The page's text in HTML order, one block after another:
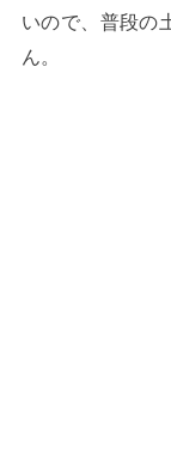
いので、普段の
ん。